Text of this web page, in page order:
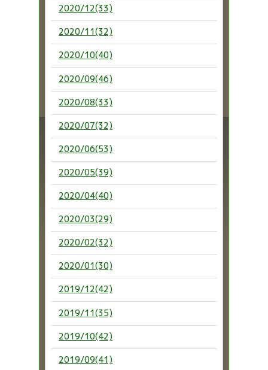
2020/12(33)
2020/11(32)
2020/10(40)
2020/09(46)
2020/08(33)
2020/07(32)
2020/06(53)
2020/05(39)
2020/04(40)
2020/03(29)
2020/02(32)
2020/01(30)
2019/12(42)
2019/11(35)
2019/10(42)
2019/09(41)